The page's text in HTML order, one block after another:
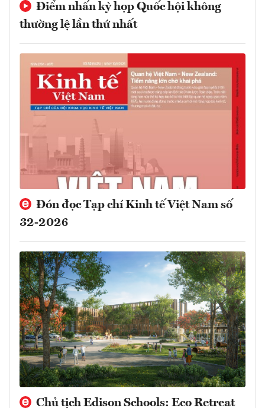
Điểm nhấn kỳ họp Quốc hội không
thường lệ lần thứ nhất
Đón đọc Tạp chí Kinh tế Việt Nam số
32-2026
Chủ tịch Edison Schools: Eco Retreat